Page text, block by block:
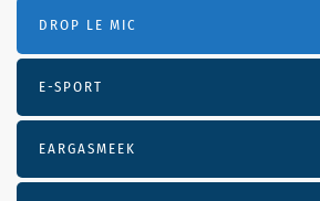
DROP LE MIC
E-SPORT
EARGASMEEK